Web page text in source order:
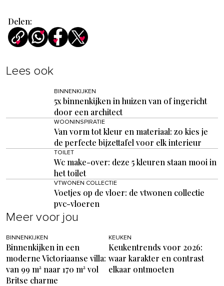
Delen:
Lees ook
BINNENKIJKEN
5x binnenkijken in huizen van of ingericht
door een architect
WOONINSPIRATIE
Van vorm tot kleur en materiaal: zo kies je
de perfecte bijzettafel voor elk interieur
TOILET
Wc make-over: deze 5 kleuren staan mooi in
het toilet
VTWONEN COLLECTIE
Voetjes op de vloer: de vtwonen collectie
pvc-vloeren
Meer voor jou
BINNENKIJKEN
Binnenkijken in een
moderne Victoriaanse villa:
van 99 m² naar 170 m² vol
Britse charme
KEUKEN
Keukentrends voor 2026:
waar karakter en contrast
elkaar ontmoeten